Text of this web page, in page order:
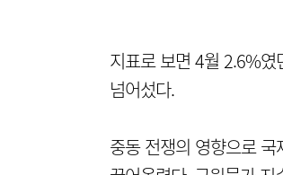
지표로 보면 4월 2.6%
넘어섰다.
중동 전쟁의 영향으로